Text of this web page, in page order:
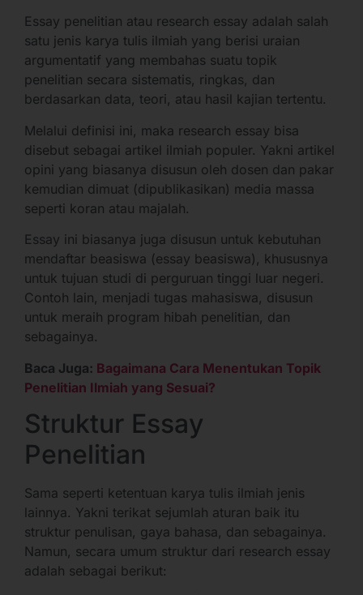
Essay penelitian atau research essay adalah salah
satu jenis karya tulis ilmiah yang berisi uraian
argumentatif yang membahas suatu topik
penelitian secara sistematis, ringkas, dan
berdasarkan data, teori, atau hasil kajian tertentu.
Melalui definisi ini, maka research essay bisa
disebut sebagai artikel ilmiah populer. Yakni artikel
opini yang biasanya disusun oleh dosen dan pakar
kemudian dimuat (dipublikasikan) media massa
seperti koran atau majalah.
Essay ini biasanya juga disusun untuk kebutuhan
mendaftar beasiswa (essay beasiswa), khususnya
untuk tujuan studi di perguruan tinggi luar negeri.
Contoh lain, menjadi tugas mahasiswa, disusun
untuk meraih program hibah penelitian, dan
sebagainya.
Baca Juga: Bagaimana Cara Menentukan Topik
Penelitian Ilmiah yang Sesuai?
Struktur Essay
Penelitian
Sama seperti ketentuan karya tulis ilmiah jenis
lainnya. Yakni terikat sejumlah aturan baik itu
struktur penulisan, gaya bahasa, dan sebagainya.
Namun, secara umum struktur dari research essay
adalah sebagai berikut: